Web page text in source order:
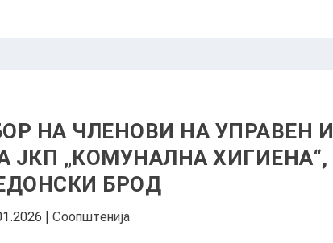
НА ЧЛЕНОВИ НА УПРАВЕН И
ЈКП „КОМУНАЛНА ХИГИЕНА“,
БРОД
|Соопштенија